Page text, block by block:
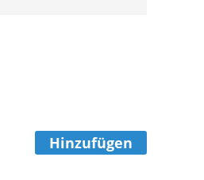
Hinzufügen